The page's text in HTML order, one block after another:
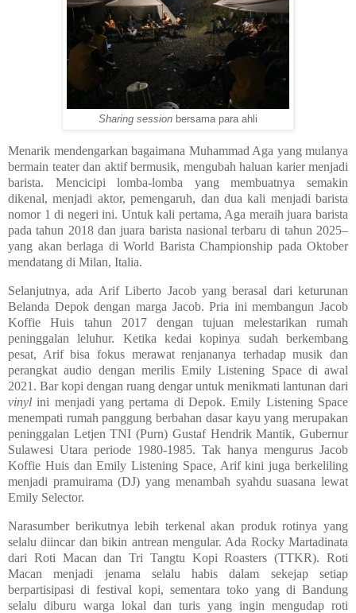
Sharing session bersama para ahli
Menarik mendengarkan bagaimana Muhammad Aga yang mulanya
bermain teater dan aktif bermusik, mengubah haluan karier menjadi
barista. Mencicipi lomba-lomba yang membuatnya semakin
dikenal, menjadi aktor, pemengaruh, dan dua kali menjadi barista
nomor 1 di negeri ini. Untuk kali pertama, Aga meraih juara barista
pada tahun 2018 dan juara barista nasional terbaru di tahun 2025–
yang akan berlaga di World Barista Championship pada Oktober
mendatang di Milan, Italia.
Selanjutnya, ada Arif Liberto Jacob yang berasal dari keturunan
Belanda Depok dengan marga Jacob. Pria ini membangun Jacob
Koffie Huis tahun 2017 dengan tujuan melestarikan rumah
peninggalan leluhur. Ketika kedai kopinya sudah berkembang
pesat, Arif bisa fokus merawat renjananya terhadap musik dan
perangkat audio dengan merilis Emily Listening Space di awal
2021. Bar kopi dengan ruang dengar untuk menikmati lantunan dari
vinyl ini menjadi yang pertama di Depok. Emily Listening Space
menempati rumah panggung berbahan dasar kayu yang merupakan
peninggalan Letjen TNI (Purn) Gustaf Hendrik Mantik, Gubernur
Sulawesi Utara periode 1980-1985. Tak hanya mengurus Jacob
Koffie Huis dan Emily Listening Space, Arif kini juga berkeliling
menjadi pramuirama (DJ) yang menambah syahdu suasana lewat
Emily Selector.
Narasumber berikutnya lebih terkenal akan produk rotinya yang
selalu diincar dan bikin antrean mengular. Ada Rocky Martadinata
dari Roti Macan dan Tri Tangtu Kopi Roasters (TTKR). Roti
Macan menjadi jenama selalu habis dalam sekejap setiap
berpartisipasi di festival kopi, sementara toko yang di Bandung
selalu diburu warga lokal dan turis yang ingin mengudap roti